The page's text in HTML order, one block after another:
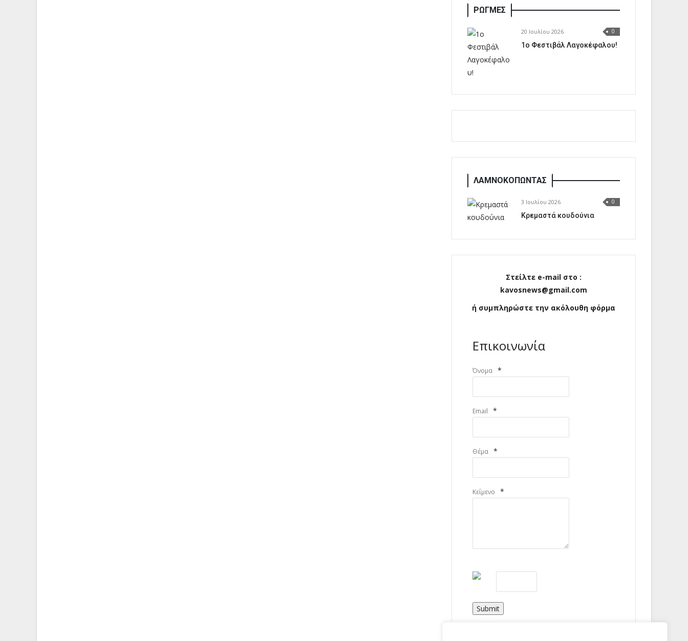
ΡΩΓΜΕΣ
20 Ιουλίου 2026 0
1o Φεστιβάλ Λαγοκέφαλου!
ΛΑΜΝΟΚΟΠΩΝΤΑΣ
3 Ιουλίου 2026 0
Κρεμαστά κουδούνια
Στείλτε e-mail στο :
kavosnews@gmail.com
ή συμπληρώστε την ακόλουθη φόρμα
Επικοινωνία
Όνομα *
Email *
Θέμα *
Κείμενο *
Submit